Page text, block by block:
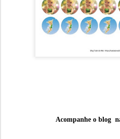
Acompanhe o blog